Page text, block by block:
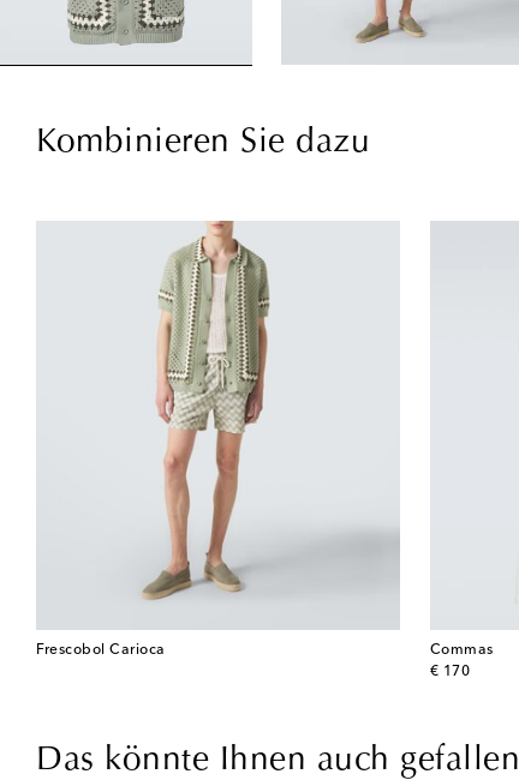
Kombinieren Sie dazu
Frescobol Carioca
Commas
€ 170
original price
Das könnte Ihnen auch gefallen